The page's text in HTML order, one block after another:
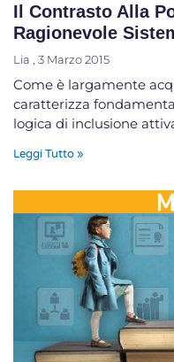
Il Contrasto Alla
Ragionevole
Lia 3 Marzo 2015
Come è largamente
caratterizza
logica di inclusione
Leggi Tutto »